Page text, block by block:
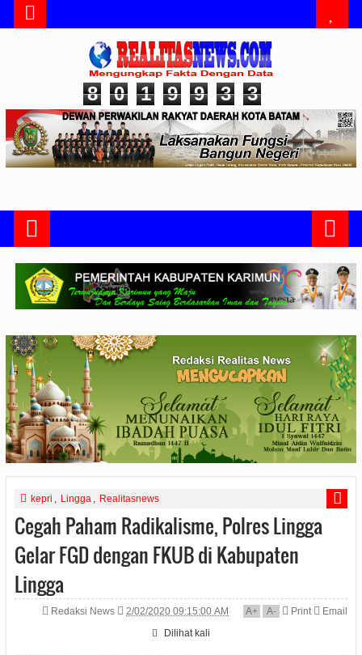
8 0 1 9 9 3 3
kepri Lingga Realitasnews
Cegah Paham Radikalisme, Polres Lingga
Gelar FGD dengan FKUB di Kabupaten
Lingga
Redaksi News 2/02/2020 09:15:00 AM A+ A- Print
Email
Dilihat kali